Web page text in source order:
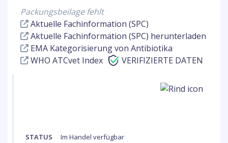
Packungsbeilage fehlt
Aktuelle Fachinformation (SPC)
Aktuelle Fachinformation (SPC) herunterladen
EMA Kategorisierung von Antibiotika
WHO ATCvet Index
VERIFIZIERTE DATEN
STATUS Im Handel verfügbar